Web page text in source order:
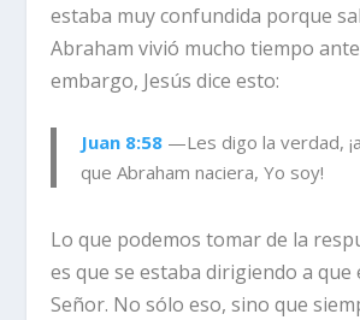
estaba muy confundida porque
Abraham vivió mucho tiempo
embargo, Jesús dice esto:
Juan 8:58 —Les digo la verdad,
que Abraham naciera, Yo soy!
Lo que podemos tomar de la
es que se estaba dirigiendo a que
Señor. No sólo eso, sino que